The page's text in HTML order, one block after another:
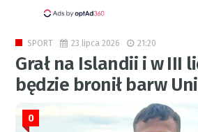
SPORT 23 lipca 2026 21:20
Grał na Islandii i w III
będzie bronił barw
0